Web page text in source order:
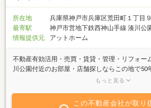
所在地
兵庫県神戸市兵庫区荒田町１丁目
最寄駅
神戸市営地下鉄西神山手線 湊川公
情報提供元
アットホーム
不動産有効活用・売買・賃貸・管理・リフォー
川公園付近のお部屋・店舗探しならこの地で50
商会へお任せ下さい。その他、神戸全域取り扱
もっと見る
この不動産会社が取り